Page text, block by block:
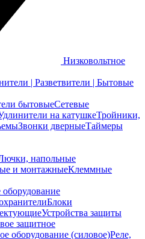
Низковольтное
| Разветвители | Бытовые
бытовыеСетевые
на катушкеТройники,
Звонки дверныеТаймеры
напольные
и монтажныеКлеммные
Блоки
Устройства защиты
защитное
оборудование (силовое)Реле,